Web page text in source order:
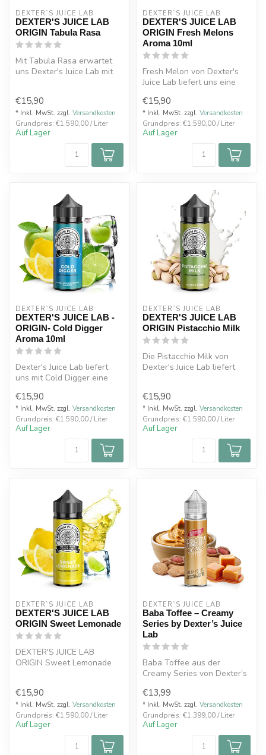
DEXTER`S JUICE LAB
DEXTER'S JUICE LAB
ORIGIN Tabula Rasa
Mit Tabula Rasa erwartet
uns Dexter's Juice Lab mit
€15,90
* Inkl. MwSt. zzgl. Versandkosten
Grundpreis: €1.590,00 / Liter
Auf Lager
DEXTER`S JUICE LAB
DEXTER'S JUICE LAB
ORIGIN Fresh Melons
Aroma 10ml
Fresh Melon von Dexter's
Juice Lab liefert uns eine
Wassermelon...
€15,90
* Inkl. MwSt. zzgl. Versandkosten
Grundpreis: €1.590,00 / Liter
Auf Lager
DEXTER`S JUICE LAB
DEXTER'S JUICE LAB -
ORIGIN- Cold Digger
Aroma 10ml
Dexter's Juice Lab liefert
uns mit Cold Digger eine
€15,90
* Inkl. MwSt. zzgl. Versandkosten
Grundpreis: €1.590,00 / Liter
Auf Lager
DEXTER`S JUICE LAB
DEXTER'S JUICE LAB
ORIGIN Pistacchio Milk
Die Pistacchio Milk von
Dexter's Juice Lab liefert
€15,90
* Inkl. MwSt. zzgl. Versandkosten
Grundpreis: €1.590,00 / Liter
Auf Lager
DEXTER`S JUICE LAB
DEXTER'S JUICE LAB
ORIGIN Sweet Lemonade
DEXTER'S JUICE LAB
ORIGIN Sweet Lemonade
€15,90
* Inkl. MwSt. zzgl. Versandkosten
Grundpreis: €1.590,00 / Liter
Auf Lager
DEXTER`S JUICE LAB
Baba Toffee – Creamy
Series by Dexter’s Juice
Lab
Baba Toffee aus der
Creamy Series von Dexter’s
außergewöhnlich...
€13,99
* Inkl. MwSt. zzgl. Versandkosten
Grundpreis: €1.399,00 / Liter
Auf Lager